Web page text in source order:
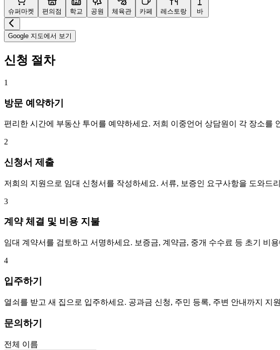
슈퍼마켓 편의점 학교 공원 체육관 카페 레스토랑 바
Google 지도에서 보기
신청 절차
1
방문 예약하기
편리한 시간에 부동산 투어를 예약하세요. 저희 이중언어 상담원이 각 장소를
2
신청서 제출
저희의 지원으로 임대 신청서를 작성하세요. 서류, 보증인 요구사항을 도와드
3
계약 체결 및 비용 지불
임대 계약서를 검토하고 서명하세요. 보증금, 계약금, 중개 수수료 등 초기 비
4
입주하기
열쇠를 받고 새 집으로 입주하세요. 공과금 신청, 주민 등록, 주변 안내까지 지
문의하기
전체 이름